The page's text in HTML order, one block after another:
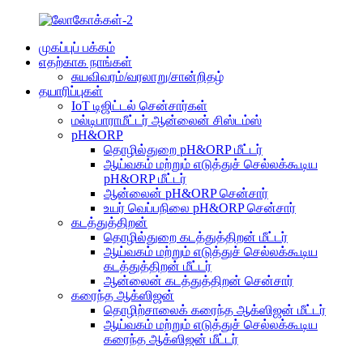
முகப்புப் பக்கம்
எதற்காக நாங்கள்
சுயவிவரம்/வரலாறு/சான்றிதழ்
தயாரிப்புகள்
IoT டிஜிட்டல் சென்சார்கள்
மல்டிபாராமீட்டர் ஆன்லைன் சிஸ்டம்ஸ்
pH&ORP
தொழில்துறை pH&ORP மீட்டர்
ஆய்வகம் மற்றும் எடுத்துச் செல்லக்கூடிய
pH&ORP மீட்டர்
ஆன்லைன் pH&ORP சென்சார்
உயர் வெப்பநிலை pH&ORP சென்சார்
கடத்துத்திறன்
தொழில்துறை கடத்துத்திறன் மீட்டர்
ஆய்வகம் மற்றும் எடுத்துச் செல்லக்கூடிய
கடத்துத்திறன் மீட்டர்
ஆன்லைன் கடத்துத்திறன் சென்சார்
கரைந்த ஆக்ஸிஜன்
தொழிற்சாலைக் கரைந்த ஆக்ஸிஜன் மீட்டர்
ஆய்வகம் மற்றும் எடுத்துச் செல்லக்கூடிய
கரைந்த ஆக்ஸிஜன் மீட்டர்